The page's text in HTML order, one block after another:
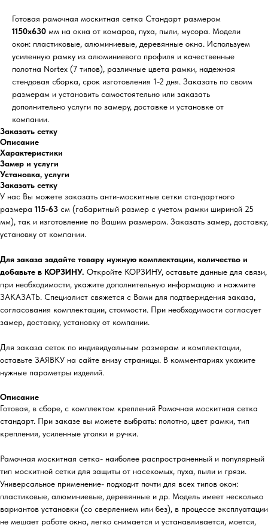
Готовая рамочная москитная сетка Стандарт размером
1150х630 мм на окна от комаров, пуха, пыли, мусора. Модели
окон: пластиковые, алюминиевые, деревянные окна. Используем
усиленную рамку из алюминиевого профиля и качественные
полотна Nortex (7 типов), различные цвета рамки, надежная
стендовая сборка, срок изготовления 1-2 дня. Заказать по своим
размерам и установить самостоятельно или заказать
дополнительно услуги по замеру, доставке и установке от
компании.
Заказать сетку
Описание
Характеристики
Замер и услуги
Установка, услуги
Заказать сетку
У нас Вы можете заказать анти-москитные сетки стандартного
размера 115-63 см (габаритный размер с учетом рамки шириной 25
мм), так и изготовление по Вашим размерам. Заказать замер, доставку,
установку от компании.
Для заказа задайте товару нужную комплектации, количество и
добавьте в КОРЗИНУ. Откройте КОРЗИНУ, оставьте данные для связи,
при необходимости, укажите дополнительную информацию и нажмите
ЗАКАЗАТЬ. Специалист свяжется с Вами для подтверждения заказа,
согласования комплектации, стоимости. При необходимости согласует
замер, доставку, установку от компании.
Для заказа сеток по индивидуальным размерам и комплектации,
оставьте ЗАЯВКУ на сайте внизу страницы. В комментариях укажите
нужные параметры изделий.
Описание
Готовая, в сборе, с комплектом креплений Рамочная москитная сетка
стандарт. При заказе вы можете выбрать: полотно, цвет рамки, тип
крепления, усиленные уголки и ручки.
Рамочная москитная сетка- наиболее распространенный и популярный
тип москитной сетки для защиты от насекомых, пуха, пыли и грязи.
Универсальное применение- подходит почти для всех типов окон:
пластиковые, алюминиевые, деревянные и др. Модель имеет несколько
вариантов установки (со сверлением или без), в процессе эксплуатации
не мешает работе окна, легко снимается и устанавливается, моется,